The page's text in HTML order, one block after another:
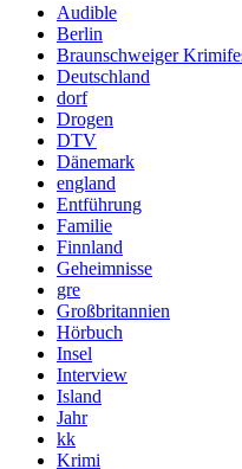
Audible
Berlin
Braunschweiger
Deutschland
dorf
Drogen
DTV
Dänemark
england
Entführung
Familie
Finnland
Geheimnisse
gre
Großbritannien
Hörbuch
Insel
Interview
Island
Jahr
kk
Krimi